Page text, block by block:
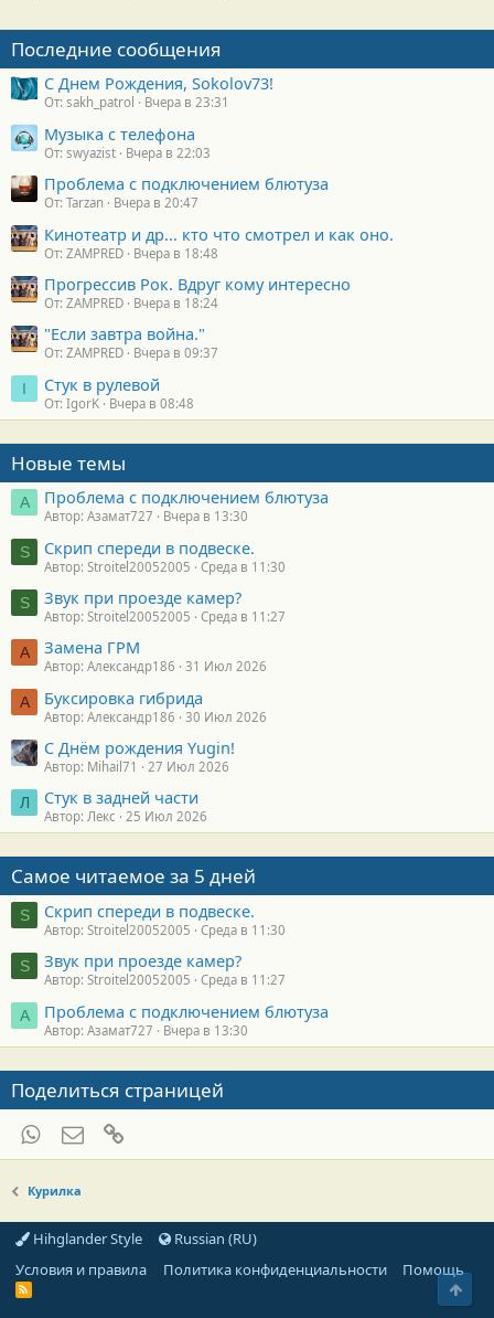
т
и
:
Последние сообщения
С Днем Рождения, Sokolov73!
От: sakh_patrol Вчера в 23:31
Музыка с телефона
От: swyazist Вчера в 22:03
Проблема с подключением блютуза
От: Tarzan Вчера в 20:47
Кинотеатр и др... кто что смотрел и как оно.
От: ZAMPRED Вчера в 18:48
Прогрессив Рок. Вдруг кому интересно
От: ZAMPRED Вчера в 18:24
"Если завтра война."
От: ZAMPRED Вчера в 09:37
I Стук в рулевой
От: IgorK Вчера в 08:48
Новые темы
А Проблема с подключением блютуза
Автор: Азамат727 Вчера в 13:30
S Скрип спереди в подвеске.
Автор: Stroitel20052005 Среда в 11:30
S Звук при проезде камер?
Автор: Stroitel20052005 Среда в 11:27
А Замена ГРМ
Автор: Александр186 31 Июл 2026
А Буксировка гибрида
Автор: Александр186 30 Июл 2026
С Днём рождения Yugin!
Автор: Mihail71 27 Июл 2026
Л Стук в задней части
Автор: Лекс 25 Июл 2026
Самое читаемое за 5 дней
S Скрип спереди в подвеске.
Автор: Stroitel20052005 Среда в 11:30
S Звук при проезде камер?
Автор: Stroitel20052005 Среда в 11:27
А Проблема с подключением блютуза
Автор: Азамат727 Вчера в 13:30
Поделиться страницей
WhatsAppЭлектронная почта
Курилка
Hihglander Style
Russian (RU)
Условия и правила
Политика конфиденциальности Помощь
R